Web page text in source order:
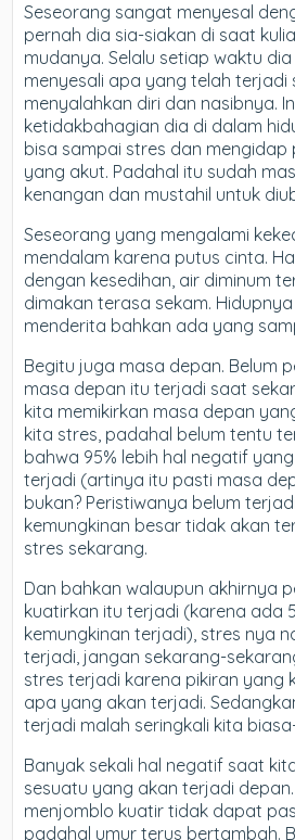
Seseorang sangat menyesal
pernah dia sia-siakan di saat
mudanya. Selalu setiap waktu
menyesali apa yang telah terjadi
menyalahkan diri dan nasibnya.
ketidakbahagian dia di dalam
bisa sampai stres dan mengidap
yang akut. Padahal itu sudah
kenangan dan mustahil untuk
Seseorang yang mengalami
mendalam karena putus cinta.
dengan kesedihan, air diminum
dimakan terasa sekam.
menderita bahkan ada yang
Begitu juga masa depan. Belum
masa depan itu terjadi saat
kita memikirkan masa depan
kita stres, padahal belum tentu
bahwa 95% lebih hal negatif
terjadi (artinya itu pasti masa
bukan? Peristiwanya belum
kemungkinan besar tidak akan
stres sekarang.
Dan bahkan walaupun akhirnya
kuatirkan itu terjadi (karena ada
kemungkinan terjadi), stres nya
terjadi, jangan sekarang-
stres terjadi karena pikiran yang
apa yang akan terjadi.
terjadi malah seringkali kita
Banyak sekali hal negatif saat
sesuatu yang akan terjadi
menjomblo kuatir tidak dapat
padahal umur terus bertambah.